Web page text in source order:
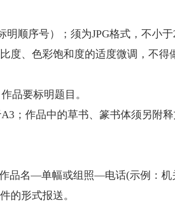
顺序号）；须为JPG格式，不小于
度、色彩饱和度的适度微调，不得
品要标明题目。
A3； 作品中的草书、篆书体须另附
品名—单幅或组照—电话(示例：机
形式报送。